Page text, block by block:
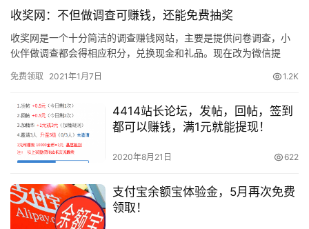
收奖网：不但做调查可赚钱，还能免费抽奖
收奖网是一个十分简洁的调查赚钱网站，主要是提供问卷调查，小
伙伴做调查都会得相应积分，兑换现金和礼品。现在改为微信提
查…
免费领取 2021年1月7日 1.2K
4414站长论坛，发帖，回帖，签到
都可以赚钱，满1元就能提现！
2020年8月21日 622
支付宝余额宝体验金，5月再次免费
领取！